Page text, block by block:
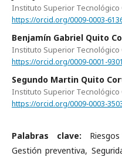
Instituto Superior Tecnológico
https://orcid.org/0009-0003-
Benjamín Gabriel Quito
Instituto Superior Tecnológico
https://orcid.org/0009-0001-
Segundo Martin Quito
Instituto Superior Tecnológico
https://orcid.org/0009-0003-
Palabras clave:
Gestión preventiva,